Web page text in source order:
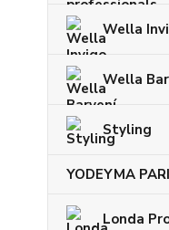
Wella
Wella
Styling
YODEYMA
Londa